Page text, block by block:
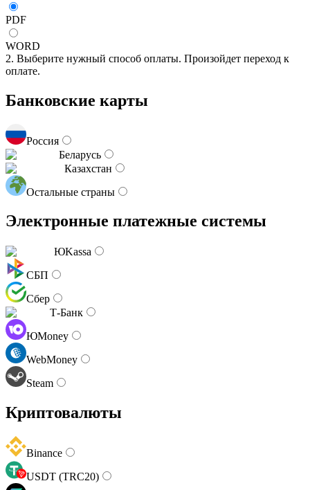
PDF
WORD
2. Выберите нужный способ оплаты. Произойдет переход к
оплате.
Банковские карты
Россия
Беларусь
Казахстан
Остальные страны
Электронные платежные системы
ЮKassa
СБП
Сбер
Т-Банк
ЮMoney
WebMoney
Steam
Криптовалюты
Binance
USDT (TRC20)